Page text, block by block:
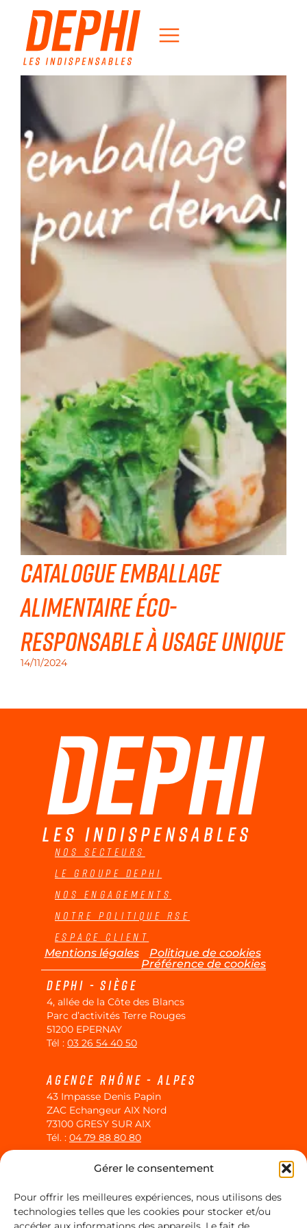
Gérer le consentement
Pour offrir les meilleures expériences, nous utilisons des
technologies telles que les cookies pour stocker et/ou
Catalogue emballage
alimentaire éco-
responsable à usage unique
14/11/2024
Nos secteurs
Le groupe Dephi
Nos engagements
Notre politique RSE
Espace Client
Mentions légales
Politique de cookies
Préférence de cookies
Dephi - siège
4, allée de la Côte des Blancs
Parc d’activités Terre Rouges
51200 EPERNAY
Tél : 03 26 54 40 50
Agence Rhône - alpes
43 Impasse Denis Papin
ZAC Echangeur AIX Nord
73100 GRESY SUR AIX
Tél. : 04 79 88 80 80
Agence Grand Est
ZAC Euromoselle SUD
6 rue de la Fontaine Chaudron
57140 NORROY-LE-VENEUR